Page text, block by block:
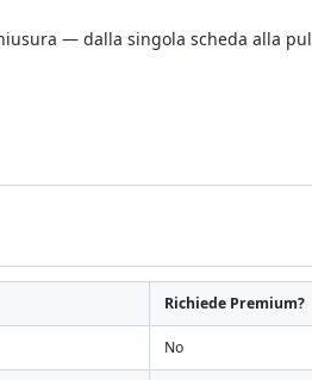
— dalla singola scheda alla
Richiede Premium?
No